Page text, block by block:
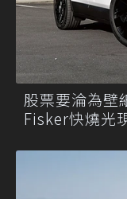
股票要淪為壁
Fisker快燒光